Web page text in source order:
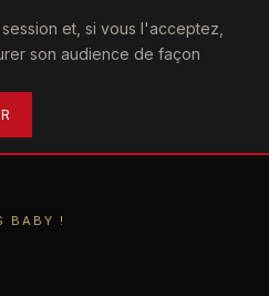
et, si vous l'acceptez,
son audience de façon
BABY !